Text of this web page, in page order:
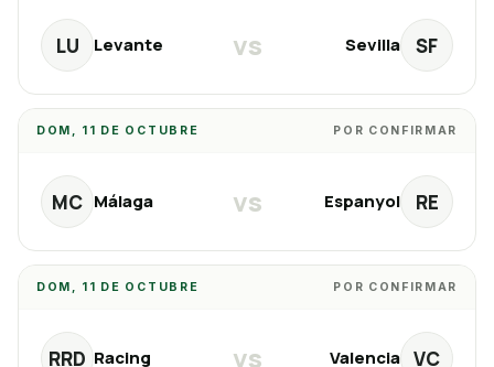
LU Levante vs SF
Sevilla
DOM, 11 DE OCTUBRE POR CONFIRMAR
MC Málaga vs RE
Espanyol
DOM, 11 DE OCTUBRE POR CONFIRMAR
RRD Racing vs VC
Valencia